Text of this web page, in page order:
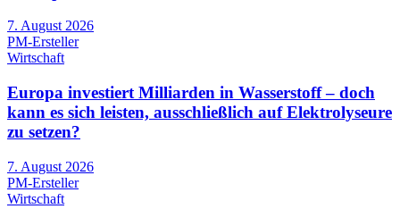
7. August 2026
PM-Ersteller
Wirtschaft
Europa investiert Milliarden in Wasserstoff – doch
kann es sich leisten, ausschließlich auf Elektrolyseure
zu setzen?
7. August 2026
PM-Ersteller
Wirtschaft